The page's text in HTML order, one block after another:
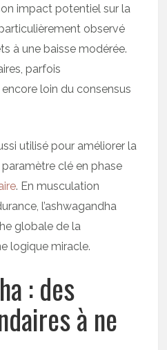
impact potentiel sur la
observé
à une baisse modérée.
parfois
loin du consensus
utilisé pour améliorer la
paramètre clé en phase
. En musculation
l’ashwagandha
globale de la
logique miracle.
: des
à ne